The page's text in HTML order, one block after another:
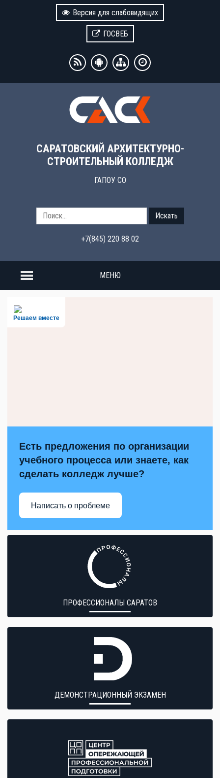
Версия для слабовидящих
ГОСВЕБ
САРАТОВСКИЙ АРХИТЕКТУРНО-
СТРОИТЕЛЬНЫЙ КОЛЛЕДЖ
ГАПОУ СО
Искать
+7(845) 220 88 02
МЕНЮ
Решаем вместе
Есть предложения по организации
учебного процесса или знаете, как
сделать колледж лучше?
Написать о проблеме
ПРОФЕССИОНАЛЫ САРАТОВ
ДЕМОНСТРАЦИОННЫЙ ЭКЗАМЕН